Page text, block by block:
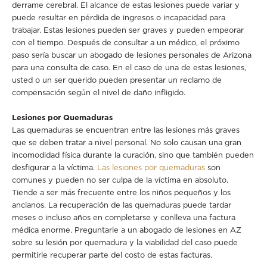
derrame cerebral. El alcance de estas lesiones puede variar y
puede resultar en pérdida de ingresos o incapacidad para
trabajar. Estas lesiones pueden ser graves y pueden empeorar
con el tiempo. Después de consultar a un médico, el próximo
paso sería buscar un abogado de lesiones personales de Arizona
para una consulta de caso. En el caso de una de estas lesiones,
usted o un ser querido pueden presentar un reclamo de
compensación según el nivel de daño infligido.
Lesiones por Quemaduras
Las quemaduras se encuentran entre las lesiones más graves
que se deben tratar a nivel personal. No solo causan una gran
incomodidad física durante la curación, sino que también pueden
desfigurar a la víctima. Las lesiones por quemaduras son
comunes y pueden no ser culpa de la víctima en absoluto.
Tiende a ser más frecuente entre los niños pequeños y los
ancianos. La recuperación de las quemaduras puede tardar
meses o incluso años en completarse y conlleva una factura
médica enorme. Preguntarle a un abogado de lesiones en AZ
sobre su lesión por quemadura y la viabilidad del caso puede
permitirle recuperar parte del costo de estas facturas.